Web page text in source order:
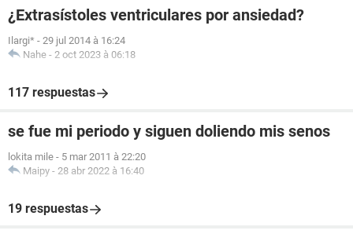
¿Extrasístoles ventriculares por ansiedad?
Ilargi* - 29 jul 2014 à 16:24
Nahe - 2 oct 2023 à 06:18
117 respuestas
se fue mi periodo y siguen doliendo mis senos
lokita mile - 5 mar 2011 à 22:20
Maipy - 28 abr 2022 à 16:40
19 respuestas